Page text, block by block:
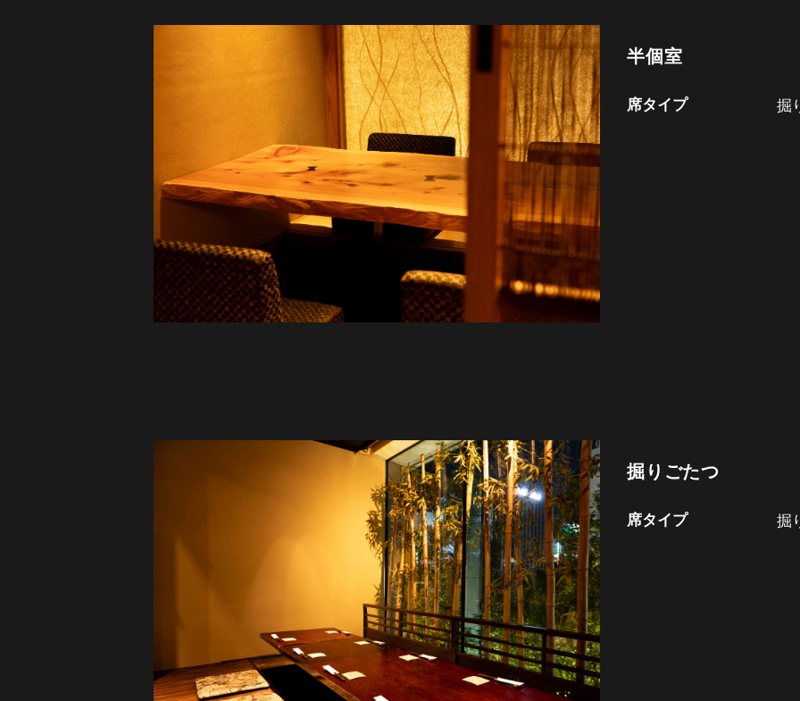
半個室
席タイプ 掘
掘りごたつ
席タイプ 掘